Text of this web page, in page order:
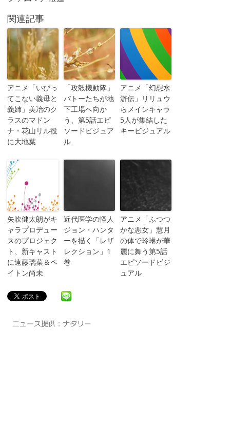
関連記事
アニメ「いびっ
てこない義母と
義姉」美冶のク
ラスのマドン
ナ・花山リル役
に大地葉
「攻殻機動隊」
バトーたちが地
下工場へ向か
う、第5話エピ
ソードビジュア
ル
アニメ「幻想水
滸伝」リリュウ
らメインキャラ
5人が集結した
キービジュアル
矢吹健太朗がキ
ャラプロデュー
スのプロジェク
ト、新キャスト
に遠藤璃菜＆ペ
イトン尚未
近代医学の怪人
ジョン・ハンタ
ーを描く「レザ
レクション」1
巻
アニメ「ふつつ
かな悪女」慧月
の体で玲琳が華
麗に舞う第5話
エピソードビジ
ュアル